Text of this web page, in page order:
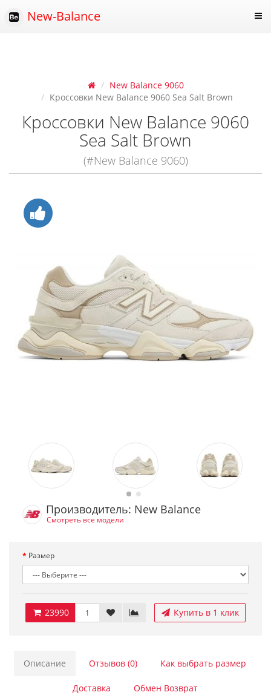
New-Balance
New Balance 9060
Кроссовки New Balance 9060 Sea Salt Brown
Кроссовки New Balance 9060
Sea Salt Brown
(#New Balance 9060)
Производитель: New Balance
Смотреть все модели
Размер
23990 Купить в 1 клик
Описание Отзывов (0) Как выбрать размер
Доставка Обмен Возврат